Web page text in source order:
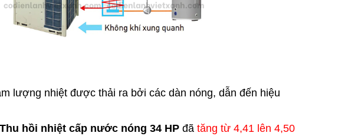
lượng nhiệt được thải ra bởi các dàn nóng, dẫn đến hiệu
hồi nhiệt cấp nước nóng 34 HP đã tăng từ 4,41 lên 4,50